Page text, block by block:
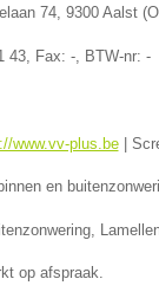
74, 9300 Aalst(
43, Fax: -, BTW-nr: -
www.vv-plus.be|
en
op afspraak.